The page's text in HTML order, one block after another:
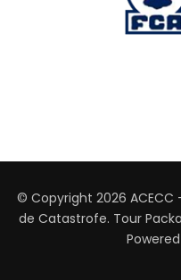
© Copyright 2026
de Catastrofe. Tour